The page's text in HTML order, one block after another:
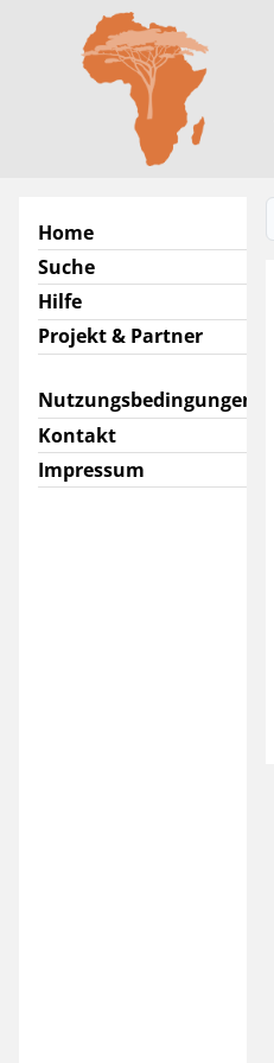
Home
Suche
Hilfe
Projekt & Partner
Nutzungsbedingungen
Kontakt
Impressum